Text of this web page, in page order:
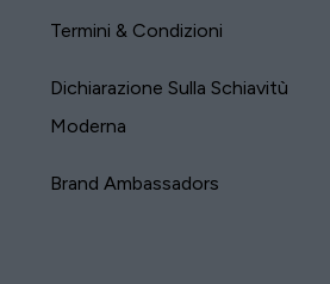
Termini & Condizioni
Dichiarazione Sulla Schiavitù
Moderna
Brand Ambassadors